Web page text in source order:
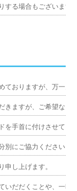
する場合もございます
ておりますが、万一
きますが、ご希望なさ
を手首に付けさせてい
別にご協力ください。
申し上げます。
いだだくことや、一時